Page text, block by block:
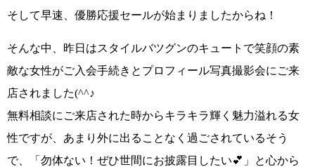
そして早速、 優勝応援セールが始まりましたからね！
そんな中、昨日はスタイルバツグンのキュートで笑顔の素
敵な女性がご入会手続きとプロフィール写真撮影会にご来
店されました(^^♪
無料相談にご来店された時からキラキラ輝く魅力溢れる女
性ですが、あまり外に出ることなく過ごされているそう
で、
「勿体ない！ぜひ世間にお披露目したい💕」
と心から